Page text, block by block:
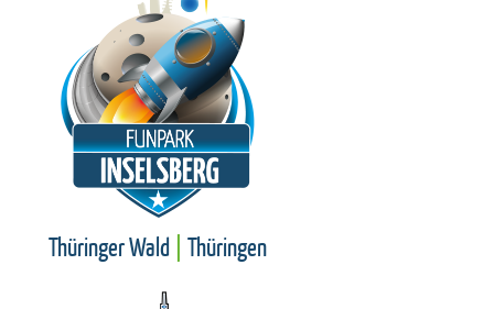
Thüringer Wald Thüringen